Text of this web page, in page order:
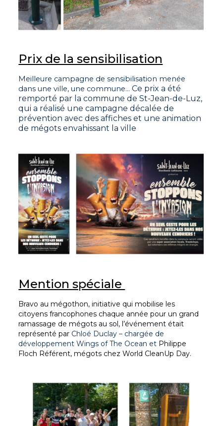
Prix de la sensibilisation
Meilleure campagne de sensibilisation menée
dans une ville, une commune...Ce prix a été
remporté par la commune de St-Jean-de-Luz,
qui a réalisé une campagne décalée de
prévention avec des affiches et une animation
de mégots envahissant la ville
Mention spéciale
Bravo au mégothon, initiative qui mobilise les
citoyens francophones chaque année pour un grand
ramassage de mégots au sol, l’événement était
représenté par Chloé Duclay – chargée de
développement Wings of The Ocean et Philippe
Floch Référent, mégots chez World CleanUp Day.